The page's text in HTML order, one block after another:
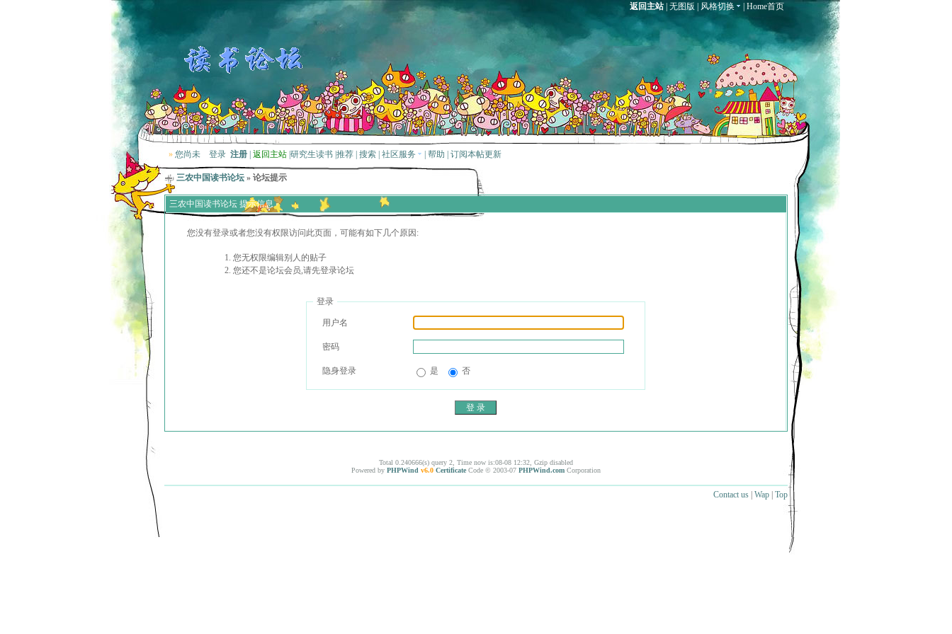
返回主站| 无图版 风格切换 Home首页
» 您尚未 登录 注册 返回主站 研究生读书 推荐 搜索 社区服务 帮助 订阅本帖更新
三农中国读书论坛 » 论坛提示
三农中国读书论坛 提示信息
您没有登录或者您没有权限访问此页面，可能有如下几个原因:
您无权限编辑别人的贴子
您还不是论坛会员,请先登录论坛
登录
用户名
密码
隐身登录 是 否
Total 0.240666(s) query 2, Time now is:08-08 12:32, Gzip disabled
Powered by PHPWind v6.0 Certificate Code © 2003-07 PHPWind.com Corporation
Contact us | Wap | Top